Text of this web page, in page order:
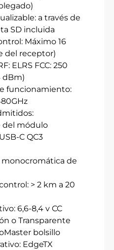
a través de
SD incluida
Máximo 16
del receptor)
ELRS FCC: 250
dBm)
funcionamiento:
módulo
C QC3
monocromática de
> 2 km a 20
6,6-8,4 v CC
o Transparente
bolsillo
EdgeTX